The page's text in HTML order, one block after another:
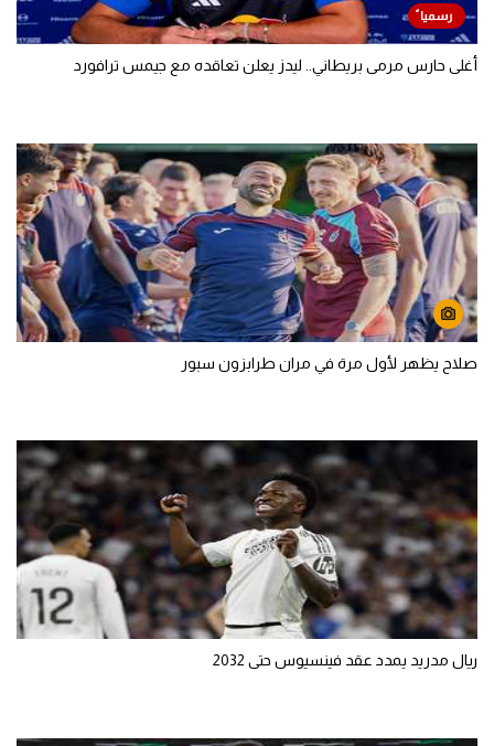
أغلى حارس مرمى بريطاني.. ليدز يعلن تعاقده مع جيمس ترافورد
صلاح يظهر لأول مرة في مران طرابزون سبور
ريال مدريد يمدد عقد فينسيوس حتى 2032